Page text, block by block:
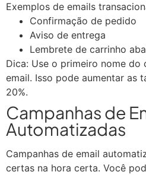
Exemplos de emails
Confirmação de pedido
Aviso de entrega
Lembrete de carrinho
Dica: Use o primeiro nome do
email. Isso pode aumentar as
20%.
Campanhas de
Automatizadas
Campanhas de email
certas na hora certa. Você